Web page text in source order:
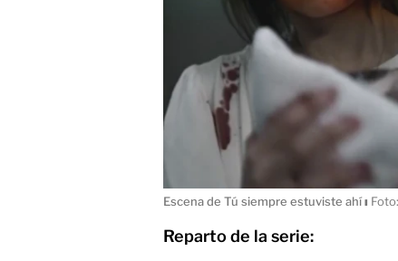
Escena de Tú siempre estuviste ahíı
Reparto de la serie: